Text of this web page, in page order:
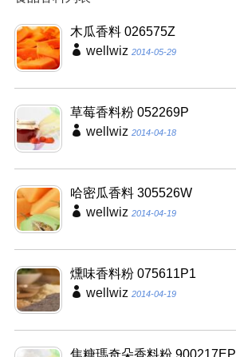
木瓜香料 026575Z
wellwiz 2014-05-29
草莓香料粉 052269P
wellwiz 2014-04-18
哈密瓜香料 305526W
wellwiz 2014-04-19
燻味香料粉 075611P1
wellwiz 2014-04-19